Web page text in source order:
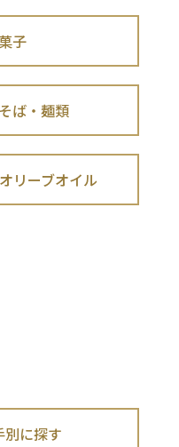
子
ば・麺類
リーブオイル
別に探す